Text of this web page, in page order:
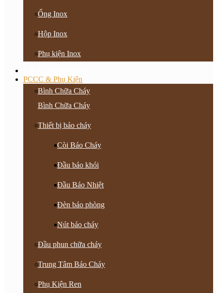
Ống Inox
Hộp Inox
Phụ kiện Inox
PCCC & Phụ Kiện
Bình Chữa Cháy
Bình Chữa Cháy
Thiết bị báo cháy
Còi Báo Cháy
Đầu báo khói
Đầu Báo Nhiệt
Đèn báo phòng
Nút báo cháy
Đầu phun chữa cháy
Trung Tâm Báo Cháy
Phụ Kiện Ren